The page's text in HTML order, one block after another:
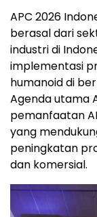
APC 2026
berasal dari
industri di
implementasi
humanoid di
Agenda utama
pemanfaatan
yang
peningkatan
dan komersial.